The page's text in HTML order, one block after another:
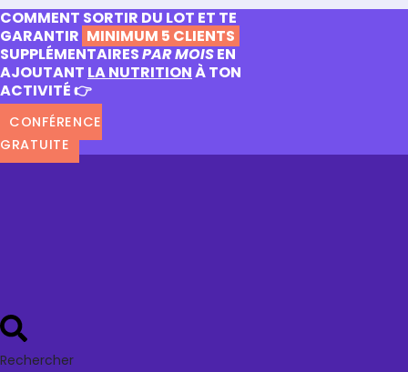
COMMENT SORTIR DU LOT ET TE
GARANTIR MINIMUM 5 CLIENTS
SUPPLÉMENTAIRESPAR MOISEN
AJOUTANT LA NUTRITIONÀ TON
ACTIVITÉ 👉
CONFÉRENCE
GRATUITE
Rechercher